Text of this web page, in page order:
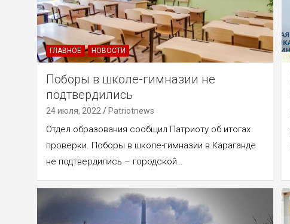
ГЛАВНОЕ НОВОСТИ
Поборы в школе-гимназии не
подтвердились
24 июля, 2022 Patriotnews
Отдел образования сообщил Патриоту об итогах
проверки. Поборы в школе-гимназии в Караганде
не подтвердились – городской…